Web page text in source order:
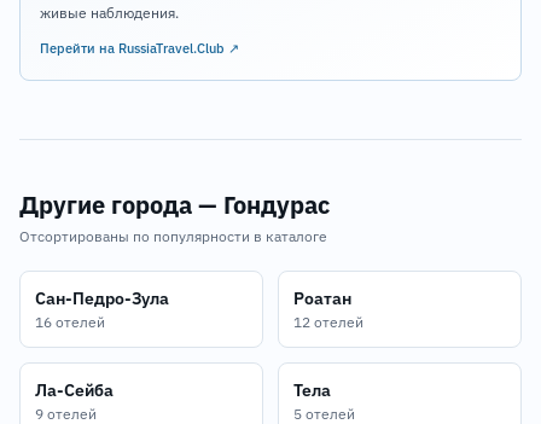
живые наблюдения.
Перейти на RussiaTravel.Club ↗
Другие города — Гондурас
Отсортированы по популярности в каталоге
Сан-Педро-Зула
16 отелей
Роатан
12 отелей
Ла-Сейба
9 отелей
Тела
5 отелей